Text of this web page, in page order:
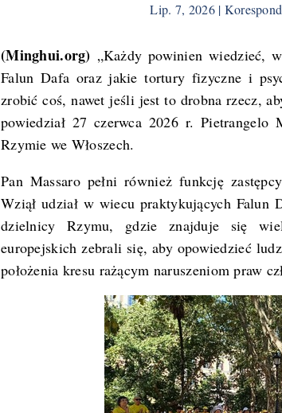
Lip. 7, 2026 |
(Minghui.org) „Każdy powinien wiedzieć,
Falun Dafa oraz jakie tortury fizyczne i
zrobić coś, nawet jeśli jest to drobna rzecz,
powiedział 27 czerwca 2026 r.
Rzymie we Włoszech.
Pan Massaro pełni również funkcję
Wziął udział w wiecu praktykujących
dzielnicy Rzymu, gdzie znajduje się
europejskich zebrali się, aby opowiedzieć
położenia kresu rażącym naruszeniom praw